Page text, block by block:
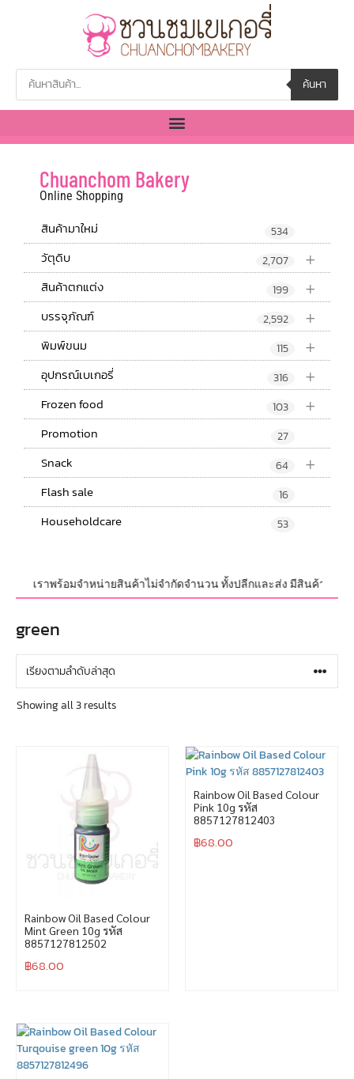
ค้นหา
Chuanchom Bakery
Online Shopping
สินค้ามาใหม่ 534
+
วัตุดิบ 2,707
+
สินค้าตกแต่ง 199
+
บรรจุภัณฑ์ 2,592
+
พิมพ์ขนม 115
+
อุปกรณ์เบเกอรี่ 316
+
Frozen food 103
Promotion 27
+
Snack 64
Flash sale 16
Householdcare 53
จร เราพร้อมจำหน่ายสินค้าไม่จำกัดจำนวน ทั้งปลีกและส่ง มีสินค้าใหม่อั
green
Showing all 3 results
Rainbow Oil Based Colour
Mint Green 10g รหัส
8857127812502
฿68.00
Rainbow Oil Based Colour
Pink 10g รหัส
8857127812403
฿68.00